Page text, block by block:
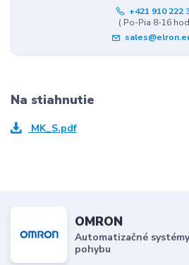
+421 910 222
( Po-Pia 8-16
Na stiahnutie
MK_S.pdf
OMRON
Automatizačné
pohybu